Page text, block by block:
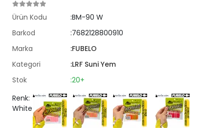
Ürün Kodu
:BM-90 W
Barkod
:7682128800910
Marka
:FUBELO
Kategori
:LRF Suni Yem
Stok
:20+
Renk:
White